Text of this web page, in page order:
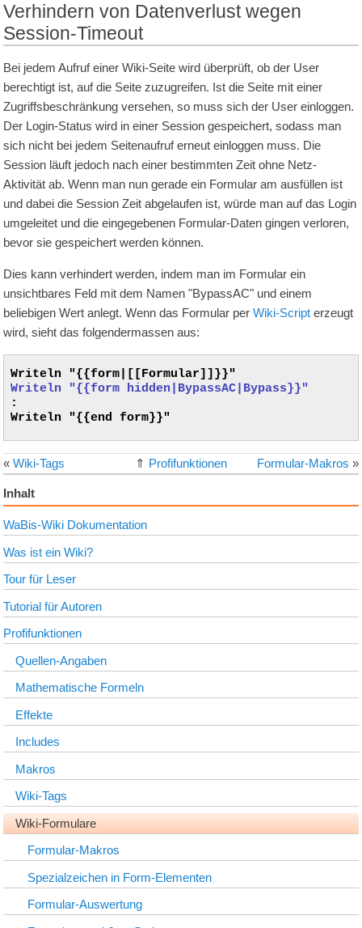
Verhindern von Datenverlust wegen
Session-Timeout
Bei jedem Aufruf einer Wiki-Seite wird überprüft, ob der User
berechtigt ist, auf die Seite zuzugreifen. Ist die Seite mit einer
Zugriffsbeschränkung versehen, so muss sich der User einloggen.
Der Login-Status wird in einer Session gespeichert, sodass man
sich nicht bei jedem Seitenaufruf erneut einloggen muss. Die
Session läuft jedoch nach einer bestimmten Zeit ohne Netz-
Aktivität ab. Wenn man nun gerade ein Formular am ausfüllen ist
und dabei die Session Zeit abgelaufen ist, würde man auf das Login
umgeleitet und die eingegebenen Formular-Daten gingen verloren,
bevor sie gespeichert werden können.
Dies kann verhindert werden, indem man im Formular ein
unsichtbares Feld mit dem Namen "BypassAC" und einem
beliebigen Wert anlegt. Wenn das Formular perWiki-Script erzeugt
wird, sieht das folgendermassen aus:
Writeln "{{form hidden|BypassAC|Bypass}}"
:
Writeln "{{end form}}"
«Wiki-Tags ⇑ Profifunktionen »
Formular-Makros
Inhalt
WaBis-Wiki Dokumentation
Was ist ein Wiki?
Tour für Leser
Tutorial für Autoren
Profifunktionen
Quellen-Angaben
Mathematische Formeln
Effekte
Includes
Makros
Wiki-Tags
Wiki-Formulare
Formular-Makros
Spezialzeichen in Form-Elementen
Formular-Auswertung